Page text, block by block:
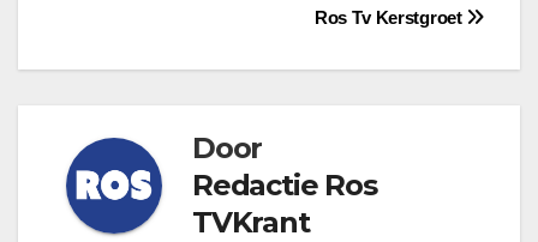
navigatie
Ros Tv Kerstgroet
Door
Redactie Ros
TVKrant